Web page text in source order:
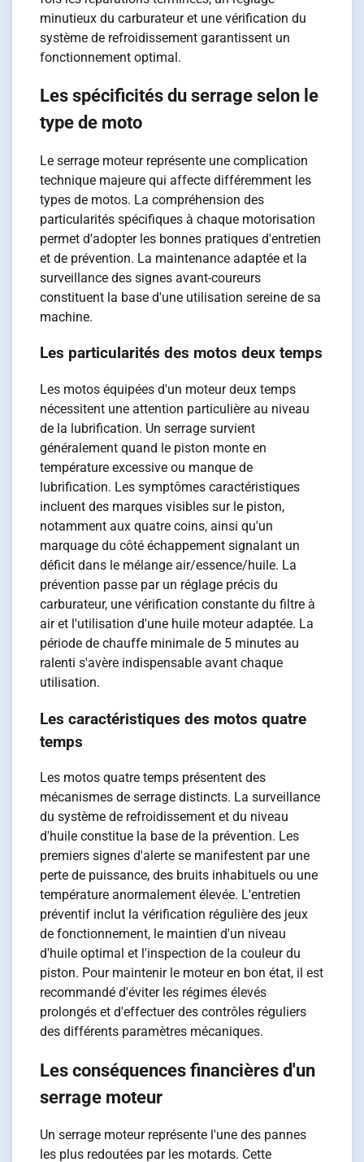
minutieux du carburateur et une vérification du
système de refroidissement garantissent un
fonctionnement optimal.
Les spécificités du serrage selon le
type de moto
Le serrage moteur représente une complication
technique majeure qui affecte différemment les
types de motos. La compréhension des
particularités spécifiques à chaque motorisation
permet d'adopter les bonnes pratiques d'entretien
et de prévention. La maintenance adaptée et la
surveillance des signes avant-coureurs
constituent la base d'une utilisation sereine de sa
machine.
Les particularités des motos deux temps
Les motos équipées d'un moteur deux temps
nécessitent une attention particulière au niveau
de la lubrification. Un serrage survient
généralement quand le piston monte en
température excessive ou manque de
lubrification. Les symptômes caractéristiques
incluent des marques visibles sur le piston,
notamment aux quatre coins, ainsi qu'un
marquage du côté échappement signalant un
déficit dans le mélange air/essence/huile. La
prévention passe par un réglage précis du
carburateur, une vérification constante du filtre à
air et l'utilisation d'une huile moteur adaptée. La
période de chauffe minimale de 5 minutes au
ralenti s'avère indispensable avant chaque
utilisation.
Les caractéristiques des motos quatre
temps
Les motos quatre temps présentent des
mécanismes de serrage distincts. La surveillance
du système de refroidissement et du niveau
d'huile constitue la base de la prévention. Les
premiers signes d'alerte se manifestent par une
perte de puissance, des bruits inhabituels ou une
température anormalement élevée. L'entretien
préventif inclut la vérification régulière des jeux
de fonctionnement, le maintien d'un niveau
d'huile optimal et l'inspection de la couleur du
piston. Pour maintenir le moteur en bon état, il est
recommandé d'éviter les régimes élevés
prolongés et d'effectuer des contrôles réguliers
des différents paramètres mécaniques.
Les conséquences financières d'un
serrage moteur
Un serrage moteur représente l'une des pannes
les plus redoutées par les motards. Cette